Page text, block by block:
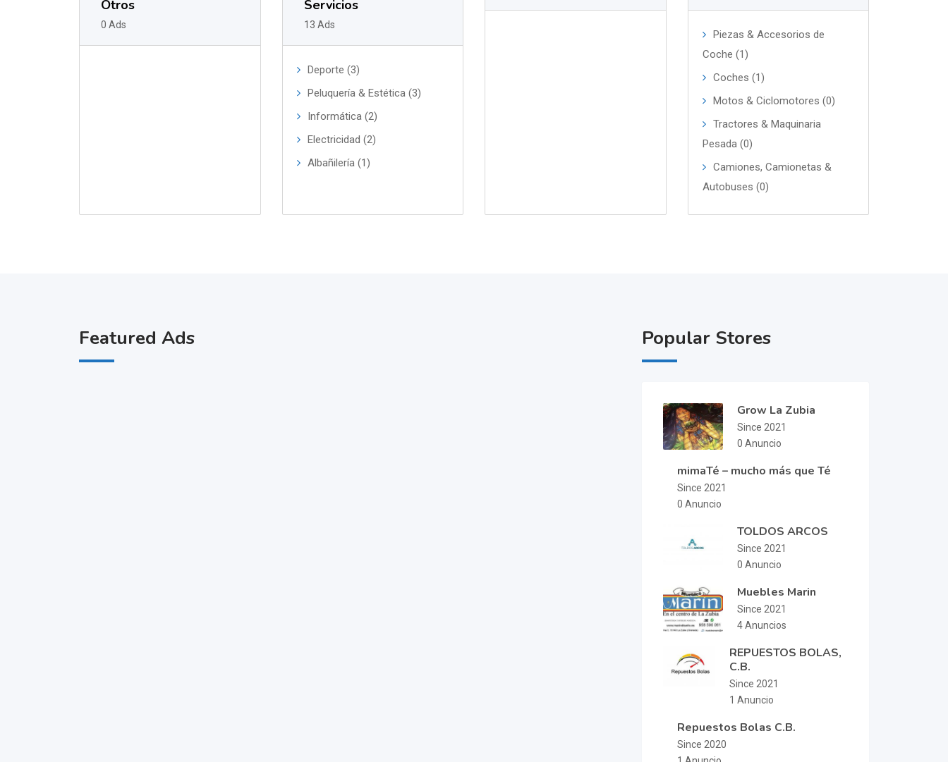
Otros
0 Ads
Servicios
13 Ads
Deporte (3)
Peluquería & Estética (3)
Informática (2)
Electricidad (2)
Albañilería (1)
Piezas & Accesorios de
Coche (1)
Coches (1)
Motos & Ciclomotores (0)
Tractores & Maquinaria
Pesada (0)
Camiones, Camionetas &
Autobuses (0)
Featured Ads Popular Stores
Grow La Zubia
Since 2021
0 Anuncio
mimaTé – mucho más que Té
Since 2021
0 Anuncio
TOLDOS ARCOS
Since 2021
0 Anuncio
Muebles Marin
Since 2021
4 Anuncios
REPUESTOS BOLAS,
C.B.
Since 2021
1 Anuncio
Repuestos Bolas C.B.
Since 2020